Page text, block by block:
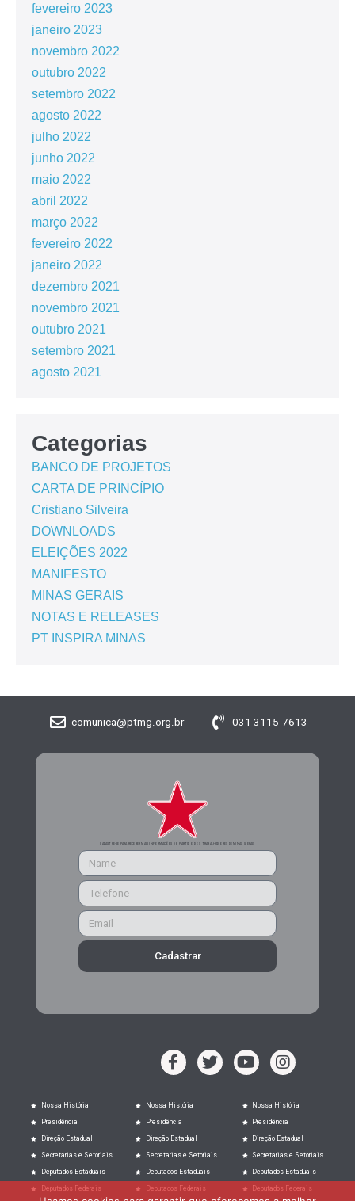
fevereiro 2023
janeiro 2023
novembro 2022
outubro 2022
setembro 2022
agosto 2022
julho 2022
junho 2022
maio 2022
abril 2022
março 2022
fevereiro 2022
janeiro 2022
dezembro 2021
novembro 2021
outubro 2021
setembro 2021
agosto 2021
Categorias
BANCO DE PROJETOS
CARTA DE PRINCÍPIO
Cristiano Silveira
DOWNLOADS
ELEIÇÕES 2022
MANIFESTO
MINAS GERAIS
NOTAS E RELEASES
PT INSPIRA MINAS
comunica@ptmg.org.br 031 3115-7613
CADASTRE-SE PARA RECEBER MAIS INFORMAÇÕES DO PARTIDO DOS TRABALHADORES DE MINAS GERAIS
Cadastrar
Nossa História
Presidência
Direção Estadual
Secretarias e Setoriais
Deputados Estaduais
Deputados Federais
Nossa História
Presidência
Direção Estadual
Secretarias e Setoriais
Deputados Estaduais
Deputados Federais
Nossa História
Presidência
Direção Estadual
Secretarias e Setoriais
Deputados Estaduais
Deputados Federais